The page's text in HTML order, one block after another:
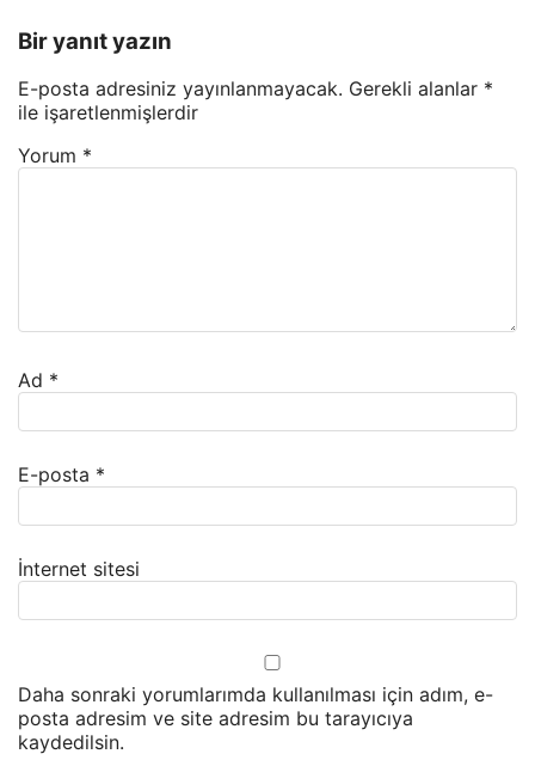
Bir yanıt yazın
E-posta adresiniz yayınlanmayacak. Gerekli alanlar *
ile işaretlenmişlerdir
Yorum *
Ad *
E-posta *
İnternet sitesi
Daha sonraki yorumlarımda kullanılması için adım, e-
posta adresim ve site adresim bu tarayıcıya
kaydedilsin.